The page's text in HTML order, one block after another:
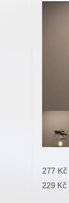
277 Kč
229 Kč